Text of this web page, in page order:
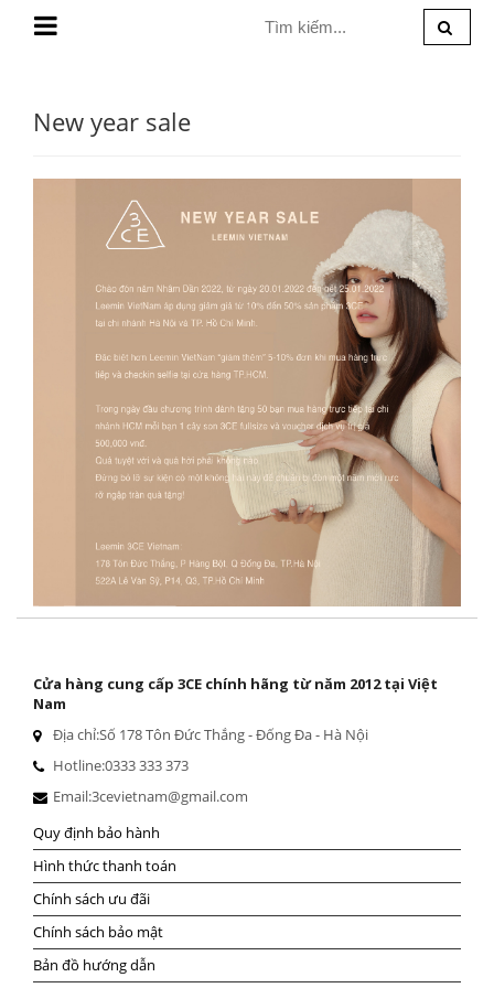
New year sale
Cửa hàng cung cấp 3CE chính hãng từ năm 2012 tại Việt
Nam
Địa chỉ:Số 178 Tôn Đức Thắng - Đống Đa - Hà Nội
Hotline:0333 333 373
Email:3cevietnam@gmail.com
Quy định bảo hành
Hình thức thanh toán
Chính sách ưu đãi
Chính sách bảo mật
Bản đồ hướng dẫn